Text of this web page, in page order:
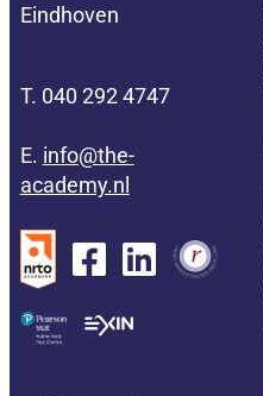
Eindhoven
T. 040 292 4747
E. info@the-
academy.nl